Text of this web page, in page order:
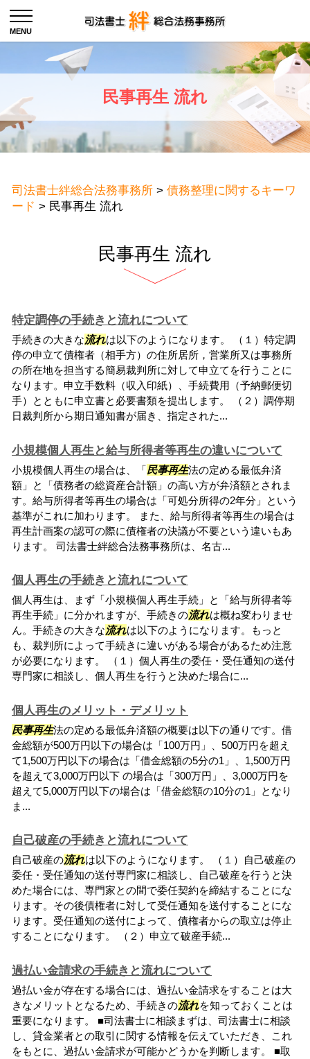
民事再生 流れ
司法書士絆総合法務事務所 > 債務整理に関するキーワ
ード > 民事再生 流れ
民事再生 流れ
特定調停の手続きと流れについて
手続きの大きな流れは以下のようになります。 （１）特定調
停の申立て債権者（相手方）の住所居所，営業所又は事務所
の所在地を担当する簡易裁判所に対して申立てを行うことに
なります。申立手数料（収入印紙）、手続費用（予納郵便切
手）とともに申立書と必要書類を提出します。 （２）調停期
日裁判所から期日通知書が届き、指定された...
小規模個人再生と給与所得者等再生の違いについて
小規模個人再生の場合は、「民事再生法の定める最低弁済
額」と「債務者の総資産合計額」の高い方が弁済額とされま
す。給与所得者等再生の場合は「可処分所得の2年分」という
基準がこれに加わります。 また、給与所得者等再生の場合は
再生計画案の認可の際に債権者の決議が不要という違いもあ
ります。 司法書士絆総合法務事務所は、名古...
個人再生の手続きと流れについて
個人再生は、まず「小規模個人再生手続」と「給与所得者等
再生手続」に分かれますが、手続きの流れは概ね変わりませ
ん。手続きの大きな流れは以下のようになります。もっと
も、裁判所によって手続きに違いがある場合があるため注意
が必要になります。 （１）個人再生の委任・受任通知の送付
専門家に相談し、個人再生を行うと決めた場合に...
個人再生のメリット・デメリット
民事再生法の定める最低弁済額の概要は以下の通りです。借
金総額が500万円以下の場合は「100万円」、500万円を超え
て1,500万円以下の場合は「借金総額の5分の1」、1,500万円
を超えて3,000万円以下 の場合は「300万円」、3,000万円を
超えて5,000万円以下の場合は「借金総額の10分の1」となり
ま...
自己破産の手続きと流れについて
自己破産の流れは以下のようになります。 （１）自己破産の
委任・受任通知の送付専門家に相談し、自己破産を行うと決
めた場合には、専門家との間で委任契約を締結することにな
ります。その後債権者に対して受任通知を送付することにな
ります。受任通知の送付によって、債権者からの取立は停止
することになります。 （２）申立て破産手続...
過払い金請求の手続きと流れについて
過払い金が存在する場合には、過払い金請求をすることは大
きなメリットとなるため、手続きの流れを知っておくことは
重要になります。 ■司法書士に相談まずは、司法書士に相談
し、貸金業者との取引に関する情報を伝えていただき、これ
をもとに、過払い金請求が可能かどうかを判断します。 ■取